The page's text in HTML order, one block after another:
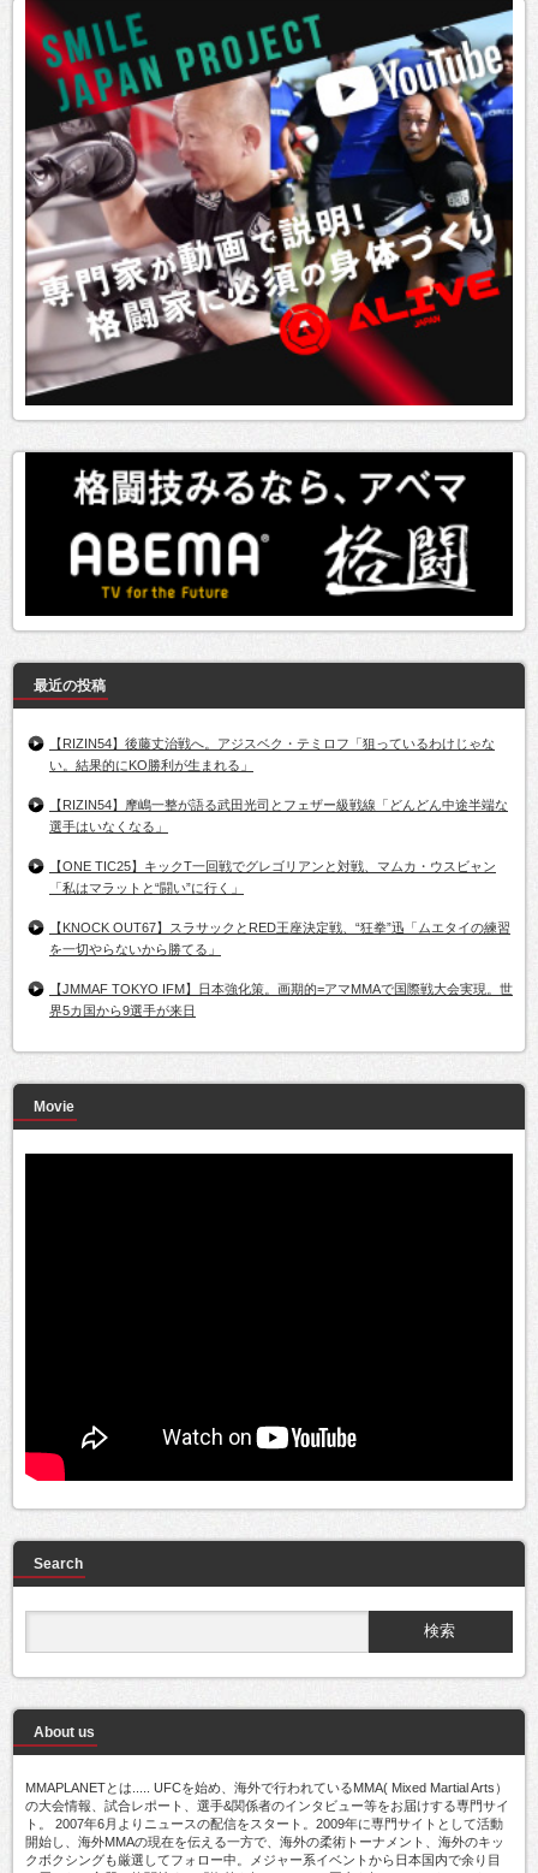
最近の投稿
【RIZIN54】後藤丈治戦へ。アジスベク・テミロフ「狙っているわけじゃな
い。結果的にKO勝利が生まれる」
【RIZIN54】摩嶋一整が語る武田光司とフェザー級戦線「どんどん中途半端な
選手はいなくなる」
【ONE TIC25】キックT一回戦でグレゴリアンと対戦、マムカ・ウスビャン
「私はマラットと“闘い”に行く」
【KNOCK OUT67】スラサックとRED王座決定戦、“狂拳”迅「ムエタイの練習
を一切やらないから勝てる」
【JMMAF TOKYO IFM】日本強化策。画期的=アマMMAで国際戦大会実現。世
界5カ国から9選手が来日
Movie
Search
About us
MMAPLANETとは..... UFCを始め、海外で行われているMMA( Mixed Martial Arts）
の大会情報、試合レポート、選手&関係者のインタビュー等をお届けする専門サイ
ト。 2007年6月よりニュースの配信をスタート。2009年に専門サイトとして活動
開始し、海外MMAの現在を伝える一方で、海外の柔術トーナメント、海外のキッ
クボクシングも厳選してフォロー中。メジャー系イベントから日本国内で余り目